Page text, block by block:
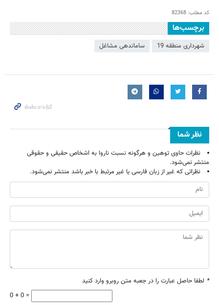
کد مطلب: 82368
برچسب‌ها
شهرداری منطقه 19 ساماندهی مشاغل
نظر شما
نظرات حاوی توهین و هرگونه نسبت ناروا به اشخاص حقیقی و حقوقی
منتشر نمی‌شود.
نظراتی که غیر از زبان فارسی یا غیر مرتبط با خبر باشد منتشر نمی‌شود.
* لطفا حاصل عبارت را در جعبه متن روبرو وارد کنید
0 + 0 =